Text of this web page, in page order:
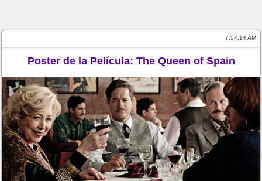
7:54:14 AM
Poster de la Película: The Queen of Spain